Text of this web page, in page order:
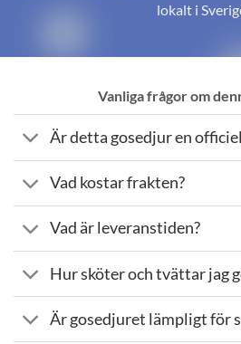
lokalt i
Vanliga frågor om
Är detta gosedjur en
Vad kostar frakten?
Vad är leveranstiden?
Hur sköter och tvättar jag
Är gosedjuret lämpligt för